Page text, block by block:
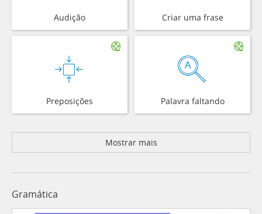
Audição Criar uma frase
Preposições Palavra faltando
Mostrar mais
Gramática